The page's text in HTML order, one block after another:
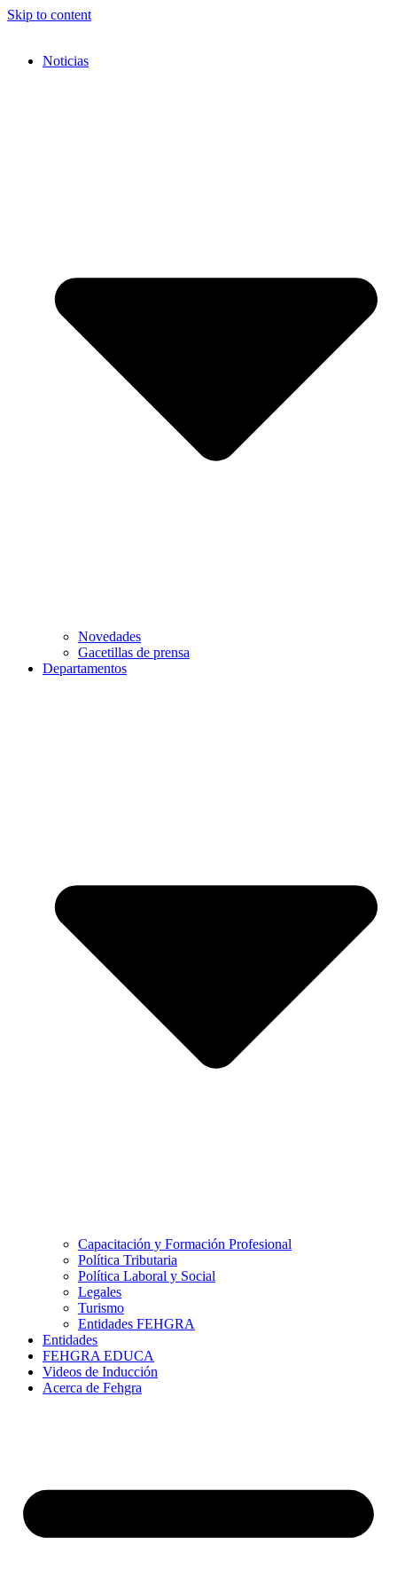
Skip to content
Noticias
Novedades
Gacetillas de prensa
Departamentos
Capacitación y Formación Profesional
Política Tributaria
Política Laboral y Social
Legales
Turismo
Entidades FEHGRA
Entidades
FEHGRA EDUCA
Videos de Inducción
Acerca de Fehgra